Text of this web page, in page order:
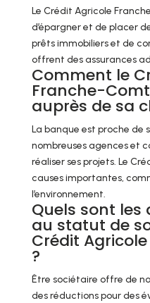
Le Crédit Agricole
d’épargner et de placer
prêts immobiliers et de
offrent des assurances
Comment le
Franche-
auprès de sa
La banque est proche de
nombreuses agences et
réaliser ses projets. Le
causes importantes,
l’environnement.
Quels sont les
au statut de
Crédit
?
Être sociétaire offre de
des réductions pour des